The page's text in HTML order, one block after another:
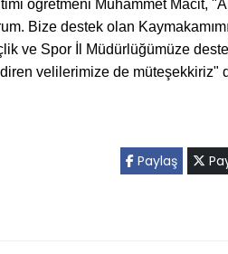
öğretmeni Muhammet Macit,
Bize destek olan
ve Spor İl Müdürlüğümüze
velilerimize de müteşekkiriz"
Paylaş